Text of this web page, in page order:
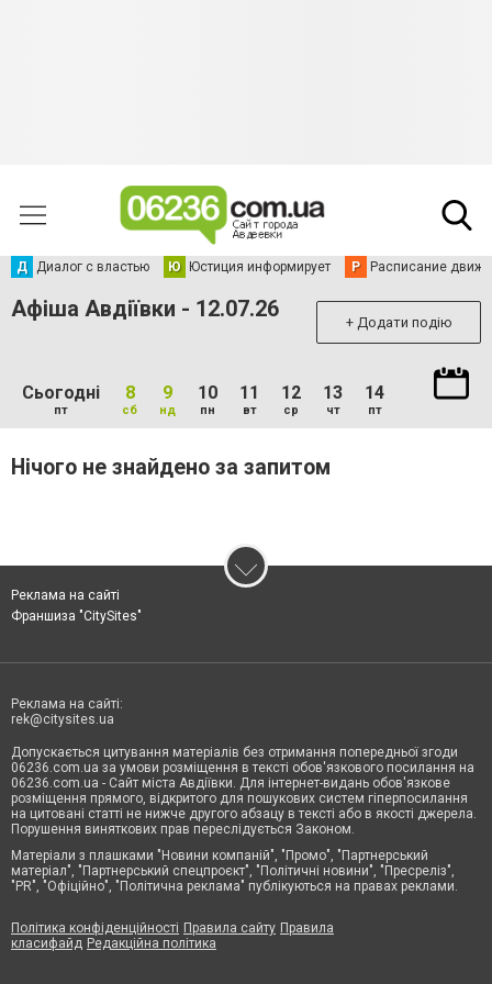
Д Диалог с властью Ю Юстиция информирует Р Расписание
Афіша Авдіївки - 12.07.26 + Додати подію
Сьогодні
пт
8
сб
9
нд
10
пн
11
вт
12
ср
13
чт
14
пт
Нічого не знайдено за запитом
Реклама на сайті
Франшиза "CitySites"
Реклама на сайті:
rek@citysites.ua
Допускається цитування матеріалів без отримання попередньої згоди
06236.com.ua за умови розміщення в тексті обов'язкового посилання на
06236.com.ua - Сайт міста Авдіївки. Для інтернет-видань обов'язкове
розміщення прямого, відкритого для пошукових систем гіперпосилання
на цитовані статті не нижче другого абзацу в тексті або в якості джерела.
Порушення виняткових прав переслідується Законом.
Матеріали з плашками "Новини компаній", "Промо", "Партнерський
матеріал", "Партнерський спецпроєкт", "Політичні новини", "Пресреліз",
"PR", "Офіційно", "Політична реклама" публікуються на правах реклами.
Політика конфіденційності Правила сайту Правила
класифайд Редакційна політика